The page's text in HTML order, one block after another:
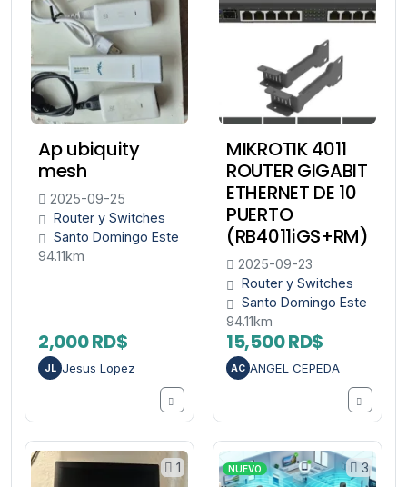
Ap ubiquity
mesh
2025-09-25
Router y Switches
Santo Domingo Este
94.11km
2,000 RD$
JL Jesus Lopez
MIKROTIK 4011
ROUTER GIGABIT
ETHERNET DE 10
PUERTO
(RB4011iGS+RM)
2025-09-23
Router y Switches
Santo Domingo Este
94.11km
15,500 RD$
AC ANGEL CEPEDA
1 3
NUEVO